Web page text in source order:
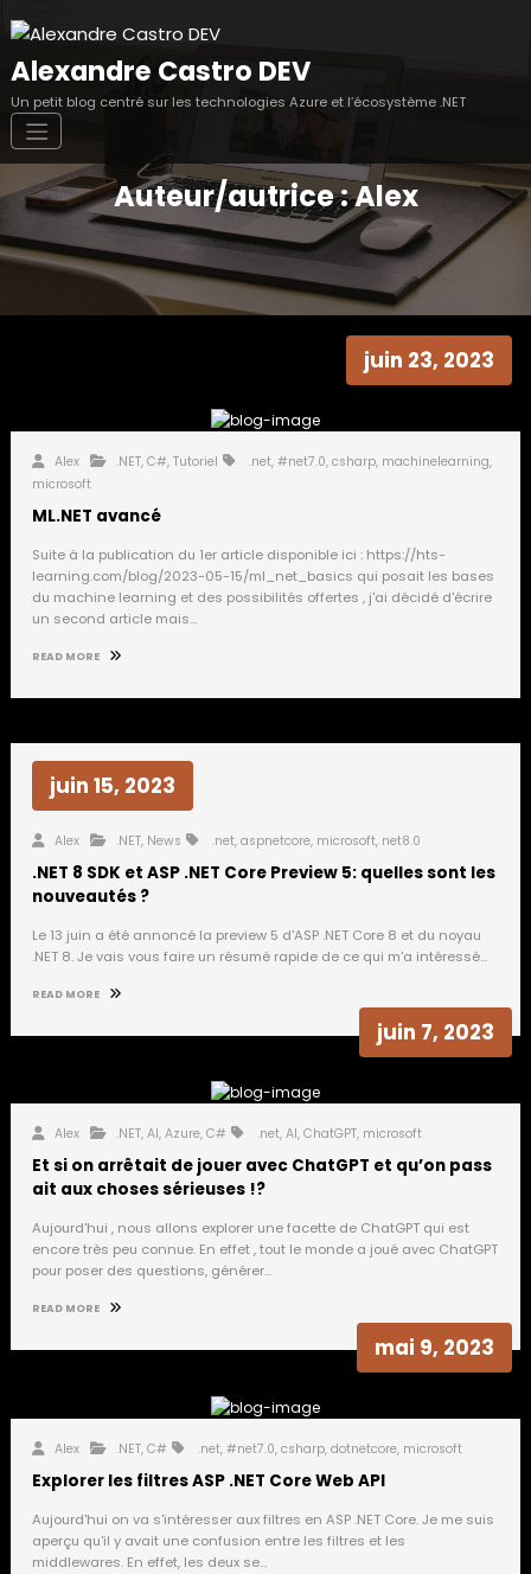
au
Alexandre Castro DEV
Un petit blog centré sur les technologies Azure et l’écosystème .NET
Auteur/autrice :Alex
juin 23, 2023
Alex .NET, C#, Tutoriel .net, #net7.0, csharp, machinelearning,
microsoft
ML.NET avancé
Suite à la publication du 1er article disponible ici : https://hts-
learning.com/blog/2023-05-15/ml_net_basics qui posait les bases
du machine learning et des possibilités offertes , j'ai décidé d'écrire
un second article mais…
READ MORE
juin 15, 2023
Alex .NET, News .net, aspnetcore, microsoft, net8.0
.NET 8 SDK et ASP .NET Core Preview 5: quelles sont les
nouveautés ?
Le 13 juin a été annoncé la preview 5 d'ASP .NET Core 8 et du noyau
.NET 8. Je vais vous faire un résumé rapide de ce qui m'a intéressé…
READ MORE
juin 7, 2023
Alex .NET, AI, Azure, C# .net, AI, ChatGPT, microsoft
Et si on arrêtait de jouer avec ChatGPT et qu’on pass
ait aux choses sérieuses !?
Aujourd'hui , nous allons explorer une facette de ChatGPT qui est
encore très peu connue. En effet , tout le monde a joué avec ChatGPT
pour poser des questions, générer…
READ MORE
mai 9, 2023
Alex .NET, C# .net, #net7.0, csharp, dotnetcore, microsoft
Explorer les filtres ASP .NET Core Web API
Aujourd'hui on va s'intéresser aux filtres en ASP .NET Core. Je me suis
aperçu qu'il y avait une confusion entre les filtres et les
middlewares. En effet, les deux se…